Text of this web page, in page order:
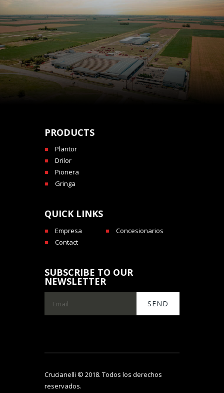
PRODUCTS
Plantor
Drilor
Pionera
Gringa
QUICK LINKS
Empresa
Concesionarios
Contact
SUBSCRIBE TO OUR
NEWSLETTER
Crucianelli © 2018. Todos los derechos
reservados.